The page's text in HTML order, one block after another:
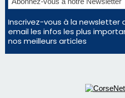
Satine Nomary est la
Éclipse du 12 août : la Corse
d'un spectacle qui ne
Pene in capu - Bastia : il n'y